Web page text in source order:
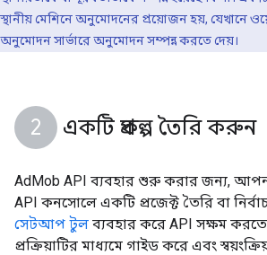
স্থানীয় মেশিনে অনুমোদনের প্রয়োজন হয়, যেখানে
অনুমোদন সার্ভারে অনুমোদন সম্পন্ন করতে দেয়।
একটি প্রকল্প তৈরি করুন
AdMob API ব্যবহার শুরু করার জন্য,
API কনসোলে একটি প্রজেক্ট তৈরি বা
সেটআপ টুল ব্যবহার করে API সক্ষম
প্রক্রিয়াটির মাধ্যমে গাইড করে এবং